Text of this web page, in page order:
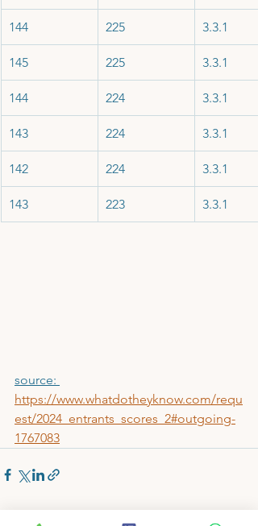
144 225 3.3.1
145 225 3.3.1
144 224 3.3.1
143 224 3.3.1
142 224 3.3.1
143 223 3.3.1
source:
https://www.whatdotheyknow.com/requ
est/2024_entrants_scores_2#outgoing-
1767083